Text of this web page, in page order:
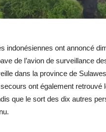
indonésiennes ont annoncé
de l’avion de surveillance
dans la province de
ont également retrouvé
que le sort des dix autres